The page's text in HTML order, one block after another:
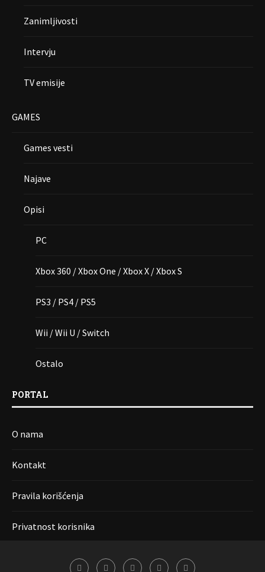
Zanimljivosti
Intervju
TV emisije
GAMES
Games vesti
Najave
Opisi
PC
Xbox 360 / Xbox One / Xbox X / Xbox S
PS3 / PS4 / PS5
Wii / Wii U / Switch
Ostalo
PORTAL
O nama
Kontakt
Pravila korišćenja
Privatnost korisnika